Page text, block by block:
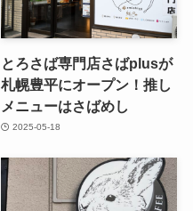
とろさば専門店さばplusが
札幌豊平にオープン！推し
メニューはさばめし
2025-05-18